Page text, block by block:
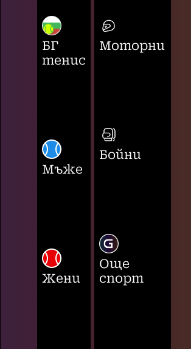
БГ
тенис
Мъже
Жени
Моторни
Бойни
Още
спорт